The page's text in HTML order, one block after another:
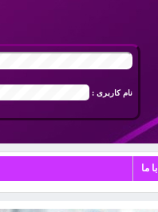
آنلاین
نام کاربری :
ما